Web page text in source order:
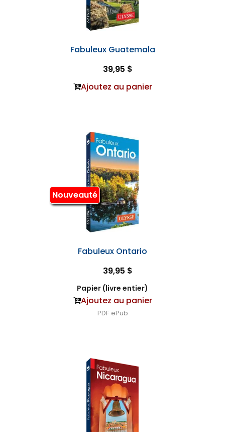
Fabuleux Guatemala
39,95 $
Ajoutez au panier
Nouveauté
Fabuleux Ontario
39,95 $
Papier (livre entier)
Ajoutez au panier
PDF ePub